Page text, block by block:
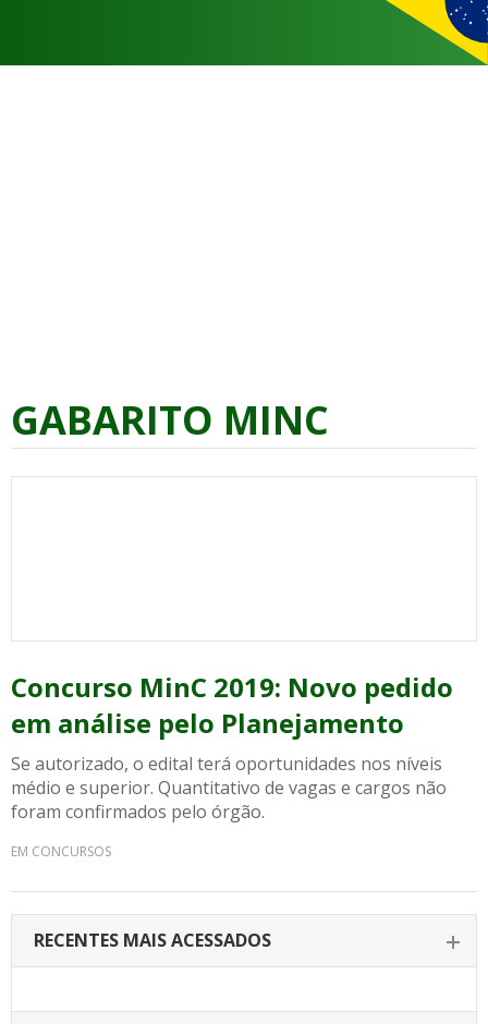
GABARITO MINC
Concurso MinC 2019: Novo pedido
em análise pelo Planejamento
Se autorizado, o edital terá oportunidades nos níveis
médio e superior. Quantitativo de vagas e cargos não
foram confirmados pelo órgão.
EM CONCURSOS
RECENTES MAIS ACESSADOS